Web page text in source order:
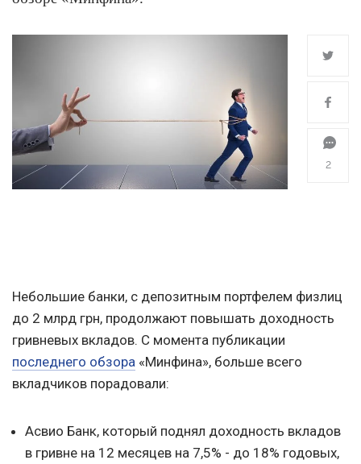
2
Небольшие банки, с депозитным портфелем физлиц
до 2 млрд грн, продолжают повышать доходность
гривневых вкладов. С момента публикации
последнего обзора «Минфина», больше всего
вкладчиков порадовали:
Асвио Банк, который поднял доходность вкладов
в гривне на 12 месяцев на 7,5% - до 18% годовых,